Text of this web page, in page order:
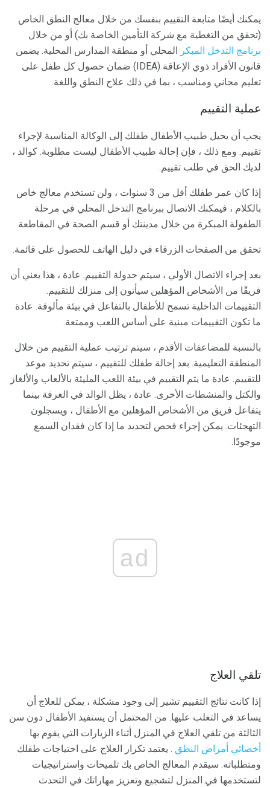
يمكنك أيضًا متابعة التقييم بنفسك من خلال معالج النطق الخاص
(تحقق من التغطية مع شركة التأمين الخاصة بك) أو من خلال
برنامج التدخل المبكر المحلي أو منطقة المدارس المحلية. يضمن
قانون الأفراد ذوي الإعاقة (IDEA) ضمان حصول كل طفل على
تعليم مجاني ومناسب ، بما في ذلك علاج النطق واللغة.
عملية التقييم
يجب أن يحيل طبيب الأطفال طفلك إلى الوكالة المناسبة لإجراء
تقييم. ومع ذلك ، فإن إحالة طبيب الأطفال ليست مطلوبة. كوالد ،
لديك الحق في طلب تقييم.
إذا كان عمر طفلك أقل من 3 سنوات ، ولن تستخدم معالج خاص
بالكلام ، فيمكنك الاتصال ببرنامج التدخل المحلي في مرحلة
الطفولة المبكرة من خلال مدينتك أو قسم الصحة في المقاطعة.
تحقق من الصفحات الزرقاء في دليل الهاتف للحصول على قائمة.
بعد إجراء الاتصال الأولي ، سيتم جدولة التقييم. عادة ، هذا يعني أن
فريقًا من الأشخاص المؤهلين سيأتون إلى منزلك للتقييم.
التقييمات الداخلية تسمح للأطفال بالتفاعل في بيئة مألوفة. عادة
ما تكون التقييمات مبنية على أساس اللعب وممتعة.
بالنسبة للمضاعفات الأقدم ، سيتم ترتيب عملية التقييم من خلال
المنطقة التعليمية. بعد إحالة طفلك للتقييم ، سيتم تحديد موعد
للتقييم. عادة ما يتم التقييم في بيئة اللعب المليئة بالألعاب والألغاز
والكتل والمنشطات الأخرى. عادة ، يظل الوالد في الغرفة بينما
يتفاعل فريق من الأشخاص المؤهلين مع الأطفال ، ويسجلون
التهجئات. يمكن إجراء فحص لتحديد ما إذا كان فقدان السمع
موجودًا.
ad
تلقي العلاج
إذا كانت نتائج التقييم تشير إلى وجود مشكلة ، يمكن للعلاج أن
يساعد في التغلب عليها. من المحتمل أن يستفيد الأطفال دون سن
الثالثة من تلقي العلاج في المنزل أثناء الزيارات التي يقوم بها
أخصائي أمراض النطق . يعتمد تكرار العلاج على احتياجات طفلك
ومتطلباته. سيقدم المعالج الخاص بك تلميحات واستراتيجيات
لتستخدمها في المنزل لتشجيع وتعزيز مهاراتك في التحدث